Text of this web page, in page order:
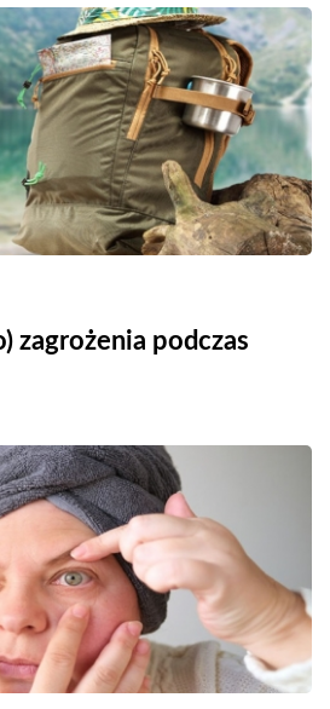
zagrożenia podczas